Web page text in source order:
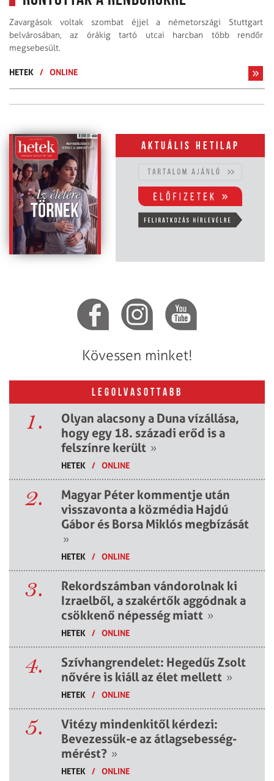
Zavargások voltak szombat éjjel a németországi Stuttgart
belvárosában, az órákig tartó utcai harcban több rendőr
megsebesült.
HETEK / ONLINE
Aktuális hetilap
Kövessen minket!
LEGOLVASOTTABB
1.
Olyan alacsony a Duna vízállása,
hogy egy 18. századi erőd is a
felszínre került »
HETEK / ONLINE
2.
Magyar Péter kommentje után
visszavonta a közmédia Hajdú
Gábor és Borsa Miklós megbízását
»
HETEK / ONLINE
3.
Rekordszámban vándorolnak ki
Izraelből, a szakértők aggódnak a
csökkenő népesség miatt »
HETEK / ONLINE
4.
Szívhangrendelet: Hegedűs Zsolt
nővére is kiáll az élet mellett »
HETEK / ONLINE
5.
Vitézy mindenkitől kérdezi:
Bevezessük-e az átlagsebesség-
mérést? »
HETEK / ONLINE